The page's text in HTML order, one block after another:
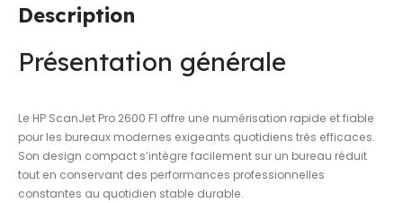
Description
Présentation générale
Le HP ScanJet Pro 2600 F1 offre une numérisation rapide et fiable
pour les bureaux modernes exigeants quotidiens très efficaces.
Son design compact s’intègre facilement sur un bureau réduit
tout en conservant des performances professionnelles
constantes au quotidien stable durable.